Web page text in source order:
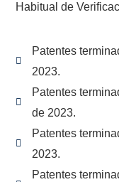
Habitual de
Patentes
2023.
Patentes
de 2023.
Patentes
2023.
Patentes